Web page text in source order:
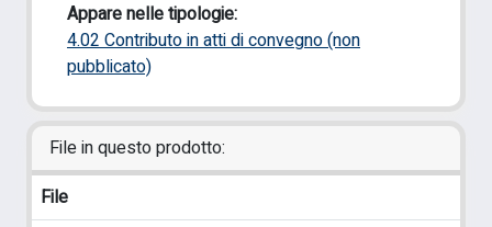
Appare nelle tipologie:
4.02 Contributo in atti di convegno (non
pubblicato)
File in questo prodotto:
File